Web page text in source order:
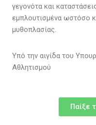
γεγονότα και
εμπλουτισμένα ωστόσο
μυθοπλασίας.
Υπό την αιγίδα του
Αθλητισμού
Παίξε